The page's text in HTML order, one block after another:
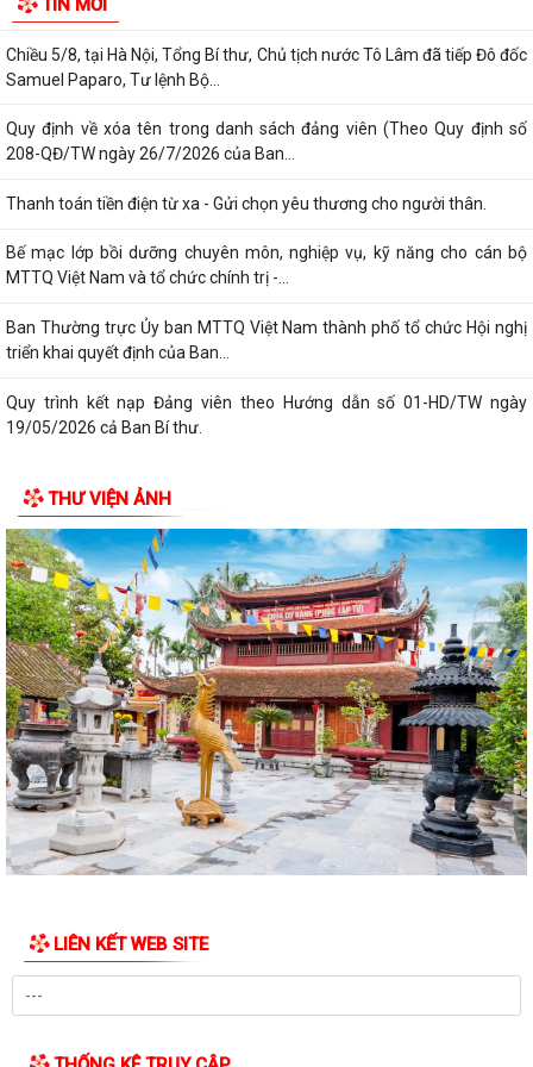
TIN MỚI
logistics", "Ghép đơn", "Nhiệm vụ...
Chiều 5/8, tại Hà Nội, Tổng Bí thư, Chủ tịch nước Tô Lâm đã tiếp Đô đốc
Samuel Paparo, Tư lệnh Bộ...
Quy định về xóa tên trong danh sách đảng viên (Theo Quy định số
208-QĐ/TW ngày 26/7/2026 của Ban...
Thanh toán tiền điện từ xa - Gửi chọn yêu thương cho người thân.
Bế mạc lớp bồi dưỡng chuyên môn, nghiệp vụ, kỹ năng cho cán bộ
MTTQ Việt Nam và tổ chức chính trị -...
Ban Thường trực Ủy ban MTTQ Việt Nam thành phố tổ chức Hội nghị
triển khai quyết định của Ban...
Quy trình kết nạp Đảng viên theo Hướng dẫn số 01-HD/TW ngày
19/05/2026 cả Ban Bí thư.
nguyên số.
Trung tâm Chính trị xã Phú Thái tổ chức Lễ bế giảng lớp Bồi dưỡng
nhận thức về Đảng khóa IV năm...
Thực hiện chỉ đạo của Ban Tuyên giáo và Dân vận Thành ủy Hải
Phòng, Trạm Y tế xã Phú Thái trân...
Chi bộ Trạm Y tế xã Phú Thái đã tổ chức Hội nghị Họp Chi bộ thường kỳ
tháng 8/2026.
Cơ hội không gõ cửa hai lần, thời gian không chờ đợi ai. Khi tinh thần
"không chậm trễ" thấm vào...
Làm thêm giờ không chỉ là tăng thu nhập mà còn phải được bảo đảm
đúng quyền lợi theo quy định của...
trong thời bình.
Để góp phần bảo vệ môi trường, đa dạng sinh học và nguồn lợi thủy
THƯ VIỆN ẢNH
LIÊN KẾT WEB SITE